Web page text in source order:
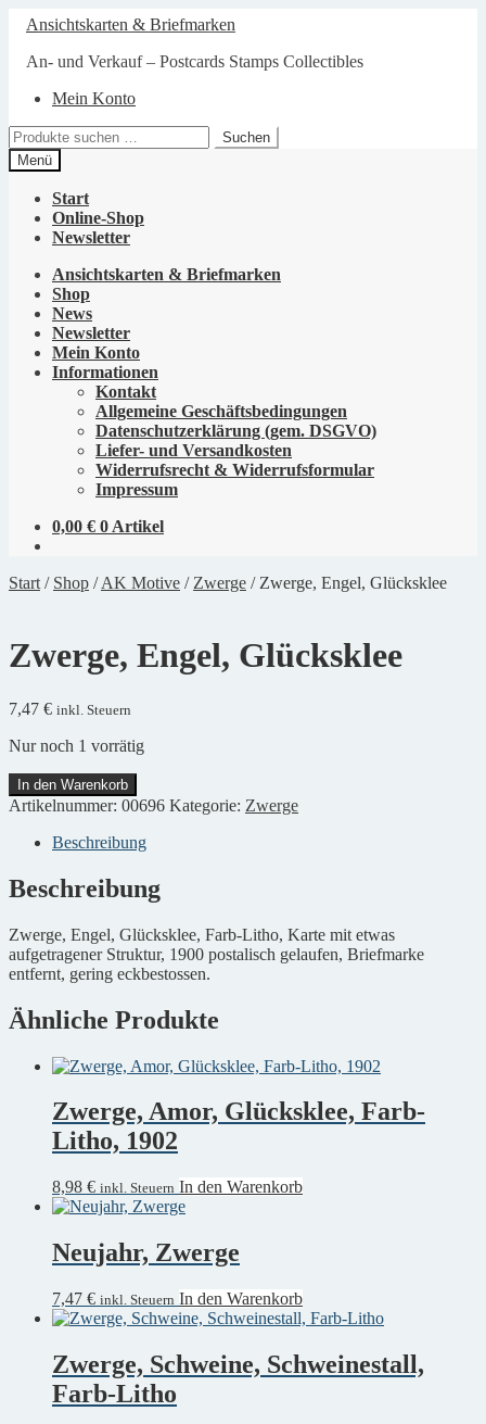
Zur
Navigation
springen
Zum
Inhalt
springen
Ansichtskarten & Briefmarken
An- und Verkauf – Postcards Stamps Collectibles
Mein Konto
Suchen
nach:
Suchen
Menü
Start
Online-Shop
Newsletter
Ansichtskarten & Briefmarken
Shop
News
Newsletter
Mein Konto
Informationen
Kontakt
Allgemeine Geschäftsbedingungen
Datenschutzerklärung (gem. DSGVO)
Liefer- und Versandkosten
Widerrufsrecht & Widerrufsformular
Impressum
0,00 € 0 Artikel
Start / Shop /AK Motive / Zwerge / Zwerge, Engel, Glücksklee
Zwerge, Engel, Glücksklee
7,47 € inkl. Steuern
Nur noch 1 vorrätig
Zwerge,
Engel,
Menge
In den Warenkorb
Artikelnummer: 00696 Kategorie: Zwerge
Beschreibung
Beschreibung
Zwerge, Engel, Glücksklee, Farb-Litho, Karte mit etwas
aufgetragener Struktur, 1900 postalisch gelaufen, Briefmarke
entfernt, gering eckbestossen.
Ähnliche Produkte
Zwerge, Amor, Glücksklee, Farb-
Litho, 1902
8,98 € inkl. Steuern In den Warenkorb
Neujahr, Zwerge
7,47 € inkl. Steuern In den Warenkorb
Zwerge, Schweine, Schweinestall,
Farb-Litho